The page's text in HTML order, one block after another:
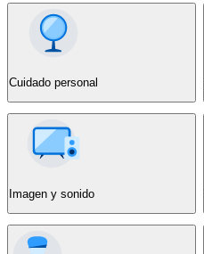
Cuidado personal
Imagen y sonido